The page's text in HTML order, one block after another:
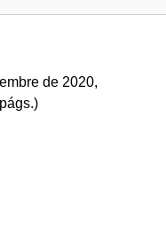
de 2020,
págs.)